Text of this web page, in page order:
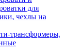
для
чехлы на
трансформеры,